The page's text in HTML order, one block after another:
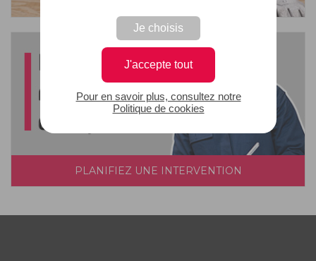
Je choisis
J'accepte tout
Pour en savoir plus, consultez notre
Politique de cookies
PLANIFIEZ UNE INTERVENTION